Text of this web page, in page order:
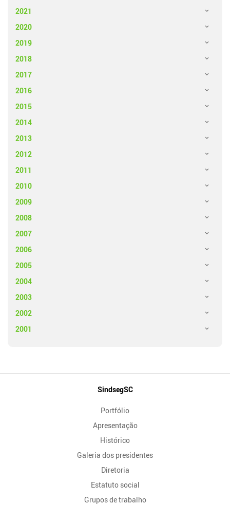
2021
2020
2019
2018
2017
2016
2015
2014
2013
2012
2011
2010
2009
2008
2007
2006
2005
2004
2003
2002
2001
SindsegSC
Portfólio
Apresentação
Histórico
Galeria dos presidentes
Diretoria
Estatuto social
Grupos de trabalho